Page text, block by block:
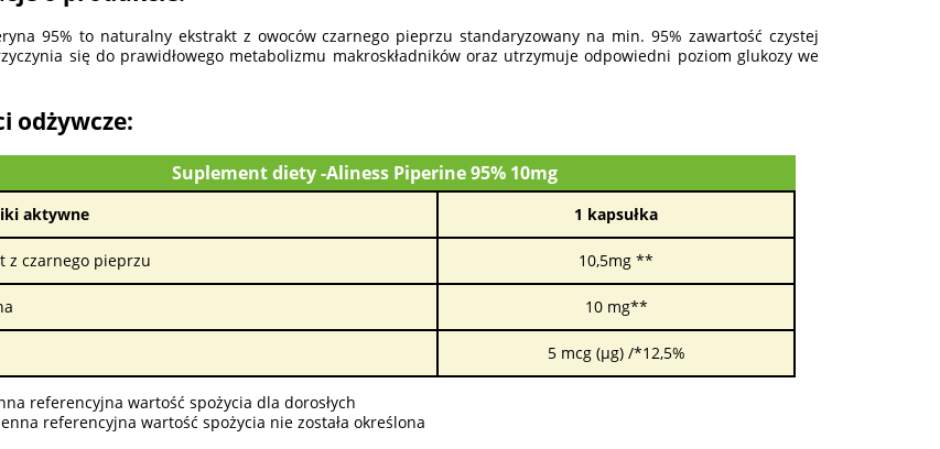
95% to naturalny ekstrakt z owoców czarnego pieprzu standaryzowany na min. 95% zawartość czystej
się do prawidłowego metabolizmu makroskładników oraz utrzymuje odpowiedni poziom glukozy we
odżywcze:
Suplement diety -Aliness Piperine 95% 10mg
aktywne 1 kapsułka
z czarnego pieprzu 10,5mg **
10 mg**
5 mcg (µg) /*12,5%
referencyjna wartość spożycia dla dorosłych
referencyjna wartość spożycia nie została określona